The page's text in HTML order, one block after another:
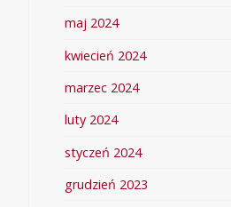
maj 2024
kwiecień 2024
marzec 2024
luty 2024
styczeń 2024
grudzień 2023